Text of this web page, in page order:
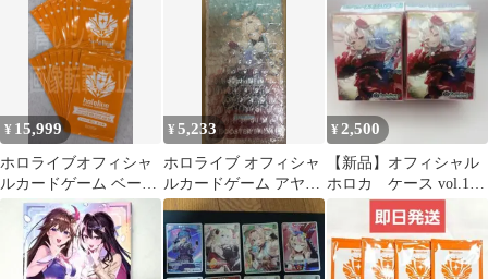
¥ 15,999
ホロライブオフィシャ
ルカードゲーム ベーシ
ックPRパックvol.12 16
パック
¥5,233
ホロライブ オフィシャ
ルカードゲーム アヤカ
シヴァンミリオン BOX
¥2,500
【新品】オフィシャル
ホロカ ケース vol.18
百鬼あやめ 2個セット